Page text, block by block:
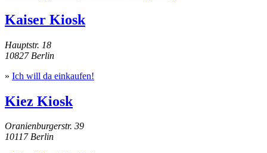
Kaiser Kiosk
Hauptstr. 18
10827 Berlin
» Ich will da einkaufen!
Kiez Kiosk
Oranienburgerstr. 39
10117 Berlin